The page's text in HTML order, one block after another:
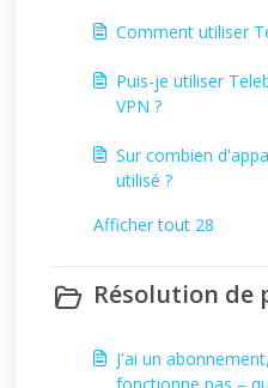
Comment utiliser
Puis-je utiliser
VPN ?
Sur combien
utilisé ?
Afficher tout 28
Résolution de
J'ai un
fonctionne pas –